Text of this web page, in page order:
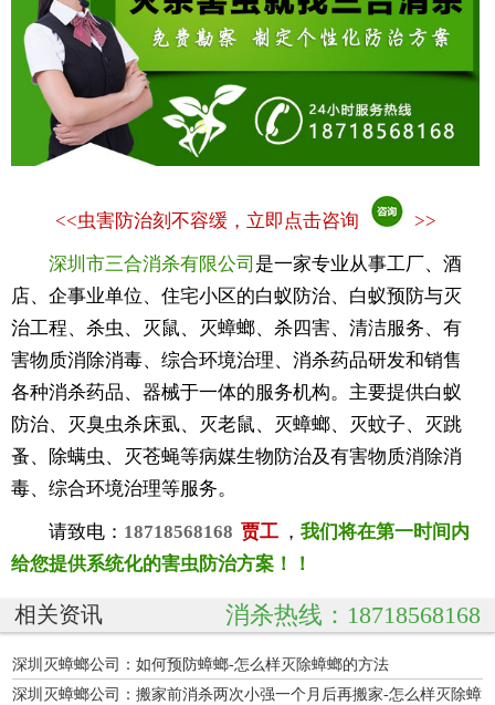
<<虫害防治刻不容缓，立即点击咨询 >>
深圳市三合消杀有限公司 是一家专业从事工厂、酒
店、企事业单位、住宅小区的白蚁防治、白蚁预防与灭
治工程、杀虫、灭鼠、灭蟑螂、杀四害、清洁服务、有
害物质消除消毒、综合环境治理、消杀药品研发和销售
各种消杀药品、器械于一体的服务机构。主要提供白蚁
防治、灭臭虫杀床虱、灭老鼠、灭蟑螂、灭蚊子、灭跳
蚤、除螨虫、灭苍蝇等病媒生物防治及有害物质消除消
毒、综合环境治理等服务。
请致电： 18718568168 贾工 ， 我们将在第一时间内
给您提供系统化的害虫防治方案！！
相关资讯 消杀热线：18718568168
深圳灭蟑螂公司：如何预防蟑螂-怎么样灭除蟑螂的方法
深圳灭蟑螂公司：搬家前消杀两次小强一个月后再搬家-怎么样灭除蟑